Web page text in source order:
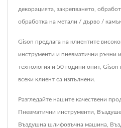
декорацията, закрепването,
обработка на метали / дърво /
Gison предлага на клиентите
инструменти и пневматични ръчни
технология и 50 години опит, Gison
всеки клиент са изпълнени.
Разгледайте нашите качествени
Пневматични инструменти
Въздушна шлифовъчна машина